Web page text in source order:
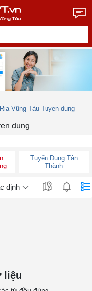
Vũng Tàu Tuyen dung
dung
Tuyển Dụng Tân
Thành
định
liệu